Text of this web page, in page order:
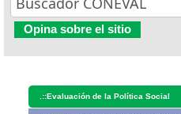
Opina sobre el sitio
.::Evaluación de la Política Social